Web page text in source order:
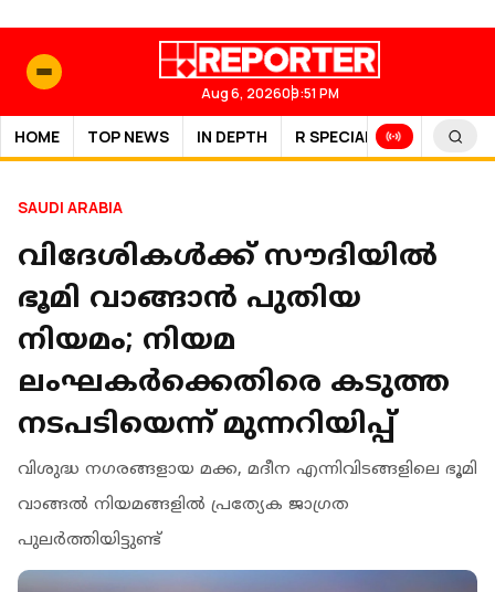
Aug 6, 202609:51 PM
HOME TOP NEWS IN DEPTH R SPECIAL SPORTS
SAUDI ARABIA
വിദേശികൾക്ക് സൗദിയിൽ
ഭൂമി വാങ്ങാൻ പുതിയ
നിയമം; നിയമ
ലംഘകർക്കെതിരെ കടുത്ത
നടപടിയെന്ന് മുന്നറിയിപ്പ്
വിശുദ്ധ നഗരങ്ങളായ മക്ക, മദീന എന്നിവിടങ്ങളിലെ ഭൂമി
വാങ്ങൽ നിയമങ്ങളിൽ പ്രത്യേക ജാഗ്രത
പുലർത്തിയിട്ടുണ്ട്